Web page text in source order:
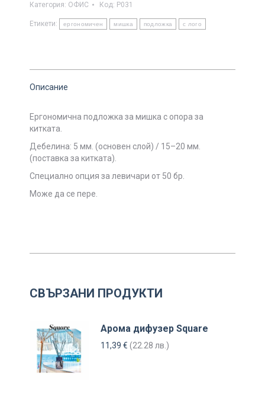
Категория: ОФИС Код: P031
Етикети: ергономичен мишка подложка с лого
Описание
Ергономична подложка за мишка с опора за
китката.
Дебелина: 5 мм. (основен слой) / 15–20 мм.
(поставка за китката).
Специално опция за левичари от 50 бр.
Може да се пере.
СВЪРЗАНИ ПРОДУКТИ
Арома дифузер Square
11,39 € (22.28 лв.)